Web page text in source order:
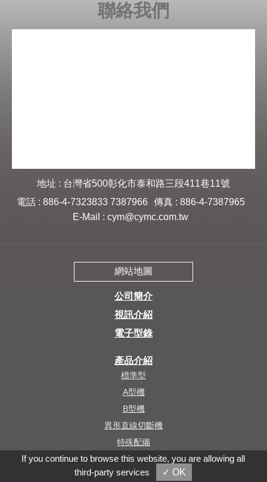
聯絡我們
地址 : 台灣省500彰化市泰和路三段411巷11號
電話 : 886-4-7323833 7387966
傳真 : 886-4-7387965
E-Mail : cym@cymc.com.tw
網站地圖
公司簡介
視訊介紹
電子型錄
產品介紹
標準型
A型機
B型機
異形直線切斷機
特殊配備
If you continue to browse this website, you are allowing all
third-party services
✓ OK